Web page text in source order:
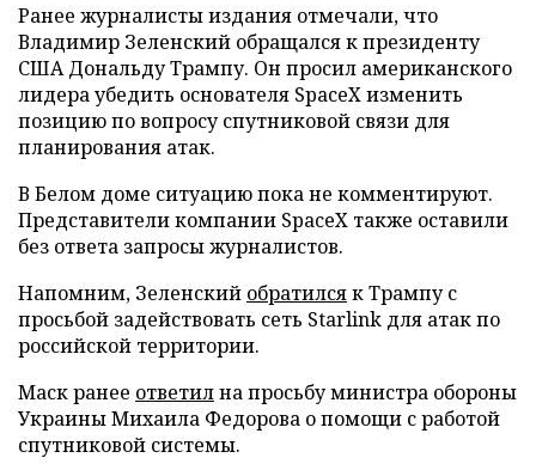
Ранее журналисты издания отмечали, что
Владимир Зеленский обращался к президенту
США Дональду Трампу. Он просил американского
лидера убедить основателя SpaceX изменить
позицию по вопросу спутниковой связи для
планирования атак.
В Белом доме ситуацию пока не комментируют.
Представители компании SpaceX также оставили
без ответа запросы журналистов.
Напомним, Зеленский обратилсяк Трампу с
просьбой задействовать сеть Starlink для атак по
российской территории.
Маск ранее ответилна просьбу министра обороны
Украины Михаила Федорова о помощи с работой
спутниковой системы.